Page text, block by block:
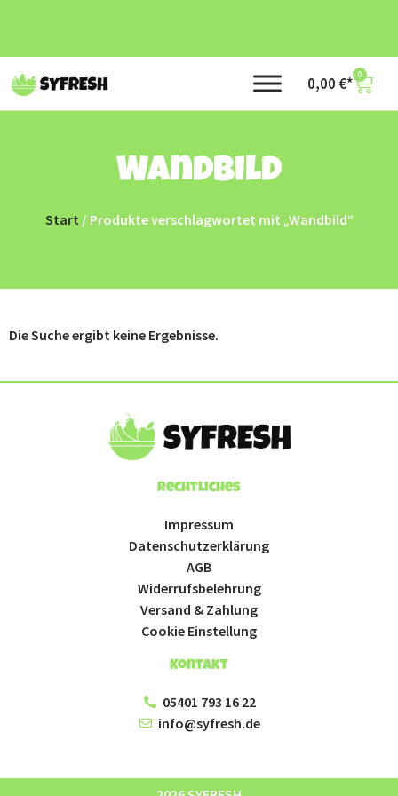
0,00 € 0
Wandbild
Start / Produkte verschlagwortet mit „Wandbild“
Die Suche ergibt keine Ergebnisse.
Rechtliches
Impressum
Datenschutzerklärung
AGB
Widerrufsbelehrung
Versand & Zahlung
Cookie Einstellung
Kontakt
05401 793 16 22
info@syfresh.de